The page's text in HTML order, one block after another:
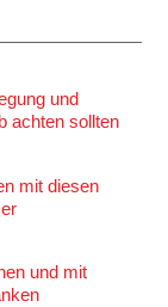
und
achten sollten
mit diesen
und mit